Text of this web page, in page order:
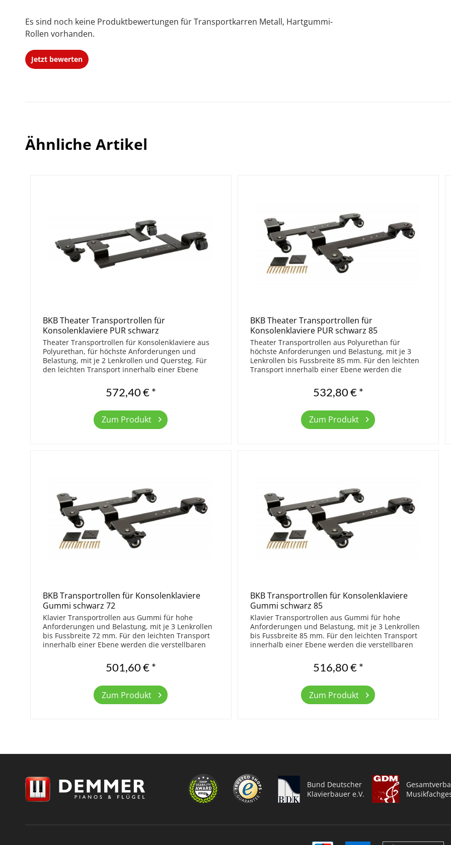
Es sind noch keine Produktbewertungen für Transportkarren Metall, Hartgummi-
Rollen vorhanden.
Jetzt bewerten
Ähnliche Artikel
BKB Theater Transportrollen für
Konsolenklaviere PUR schwarz
Theater Transportrollen für Konsolenklaviere aus
Polyurethan, für höchste Anforderungen und
Belastung, mit je 2 Lenkrollen und Quersteg. Für
den leichten Transport innerhalb einer Ebene
572,40 € *
Zum Produkt
BKB Theater Transportrollen für
Konsolenklaviere PUR schwarz 85
Theater Transportrollen aus Polyurethan für
höchste Anforderungen und Belastung, mit je 3
Lenkrollen bis Fussbreite 85 mm. Für den leichten
Transport innerhalb einer Ebene werden die
532,80 € *
Zum Produkt
BKB Transportrollen für Konsolenklaviere
Gummi schwarz 72
Klavier Transportrollen aus Gummi für hohe
Anforderungen und Belastung, mit je 3 Lenkrollen
bis Fussbreite 72 mm. Für den leichten Transport
innerhalb einer Ebene werden die verstellbaren
501,60 € *
Zum Produkt
BKB Transportrollen für Konsolenklaviere
Gummi schwarz 85
Klavier Transportrollen aus Gummi für hohe
Anforderungen und Belastung, mit je 3 Lenkrollen
bis Fussbreite 85 mm. Für den leichten Transport
innerhalb einer Ebene werden die verstellbaren
516,80 € *
Zum Produkt
Bund Deutscher
Klavierbauer e.V.